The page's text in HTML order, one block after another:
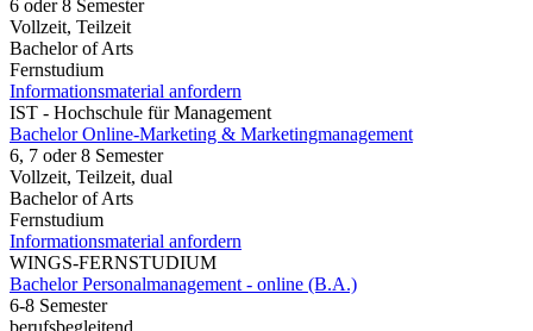
6 oder 8 Semester
Vollzeit, Teilzeit
Bachelor of Arts
Fernstudium
Informationsmaterial anfordern
IST - Hochschule für Management
Bachelor Online-Marketing & Marketingmanagement
6, 7 oder 8 Semester
Vollzeit, Teilzeit, dual
Bachelor of Arts
Fernstudium
Informationsmaterial anfordern
WINGS-FERNSTUDIUM
Bachelor Personalmanagement - online (B.A.)
6-8 Semester
berufsbegleitend